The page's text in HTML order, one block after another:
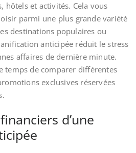
hôtels et activités. Cela vous
parmi une plus grande variété
destinations populaires ou
anticipée réduit le stress
affaires de dernière minute.
temps de comparer différentes
exclusives réservées
d’une